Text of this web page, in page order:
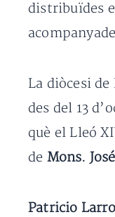
distribuïdes
La diòcesi
des del 13
què el Lleó
de Mons.
Patricio